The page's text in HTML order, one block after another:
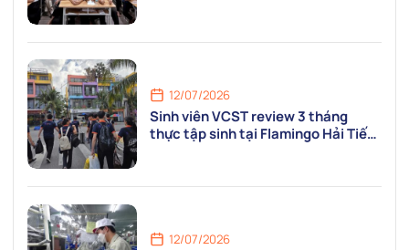
12/07/2026
Sinh viên VCST review 3 tháng
thực tập sinh tại Flamingo Hải Tiến
12/07/2026